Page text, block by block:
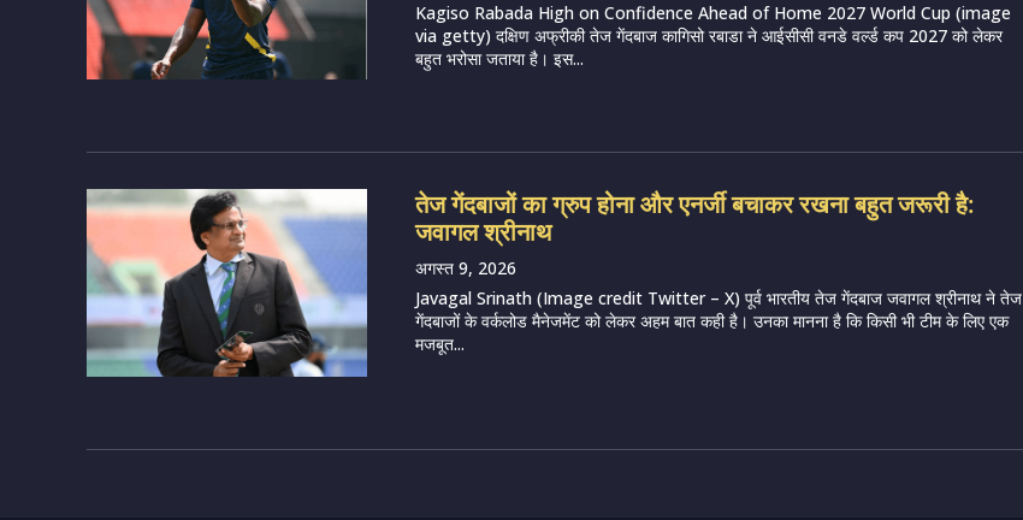
Kagiso Rabada High on Confidence Ahead of Home 2027 World Cup (image
via getty) दक्षिण अफ्रीकी तेज गेंदबाज कागिसो रबाडा ने आईसीसी वनडे वर्ल्ड कप 2027 को लेकर
बहुत भरोसा जताया है। इस...
तेज गेंदबाजों का ग्रुप होना और एनर्जी बचाकर रखना बहुत जरूरी है:
जवागल श्रीनाथ
अगस्त 9, 2026
Javagal Srinath (Image credit Twitter – X) पूर्व भारतीय तेज गेंदबाज जवागल श्रीनाथ ने तेज
गेंदबाजों के वर्कलोड मैनेजमेंट को लेकर अहम बात कही है। उनका मानना है कि किसी भी टीम के लिए एक
मजबूत...